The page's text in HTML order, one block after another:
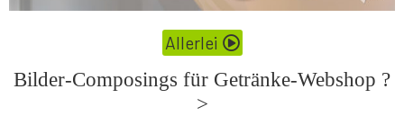
Allerlei
Bilder-Composings für Getränke-Webshop ?
>